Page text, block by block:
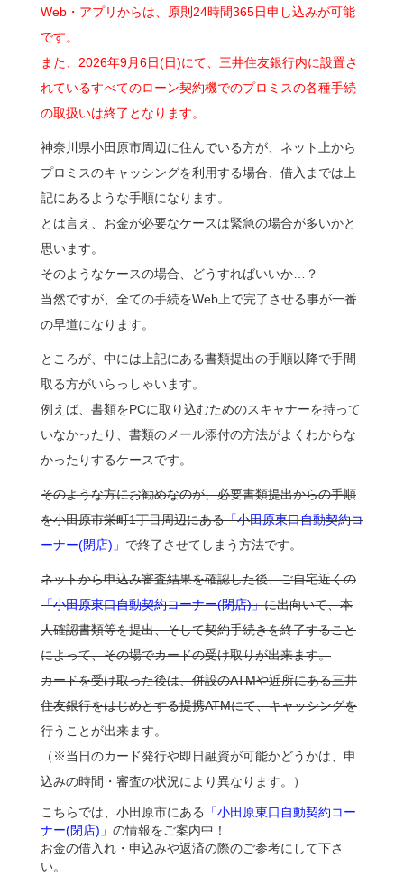
Web・アプリからは、原則24時間365日申し込みが可能
です。
また、2026年9月6日(日)にて、三井住友銀行内に設置さ
れているすべてのローン契約機でのプロミスの各種手続
の取扱いは終了となります。
神奈川県小田原市周辺に住んでいる方が、ネット上から
プロミスのキャッシングを利用する場合、借入までは上
記にあるような手順になります。
とは言え、お金が必要なケースは緊急の場合が多いかと
思います。
そのようなケースの場合、どうすればいいか…？
当然ですが、全ての手続をWeb上で完了させる事が一番
の早道になります。
ところが、中には上記にある書類提出の手順以降で手間
取る方がいらっしゃいます。
例えば、書類をPCに取り込むためのスキャナーを持って
いなかったり、書類のメール添付の方法がよくわからな
かったりするケースです。
そのような方にお勧めなのが、必要書類提出からの手順
を小田原市栄町1丁目周辺にある「小田原東口自動契約コ
ーナー(閉店)」で終了させてしまう方法です。
ネットから申込み審査結果を確認した後、ご自宅近くの
「小田原東口自動契約コーナー(閉店)」に出向いて、本
人確認書類等を提出、そして契約手続きを終了すること
によって、その場でカードの受け取りが出来ます。
カードを受け取った後は、併設のATMや近所にある三井
住友銀行をはじめとする提携ATMにて、キャッシングを
行うことが出来ます。
（※当日のカード発行や即日融資が可能かどうかは、申
込みの時間・審査の状況により異なります。）
こちらでは、小田原市にある
「小田原東口自動契約コー
ナー(閉店)」 の情報をご案内中！
お金の借入れ・申込みや返済の際のご参考にして下さ
い。